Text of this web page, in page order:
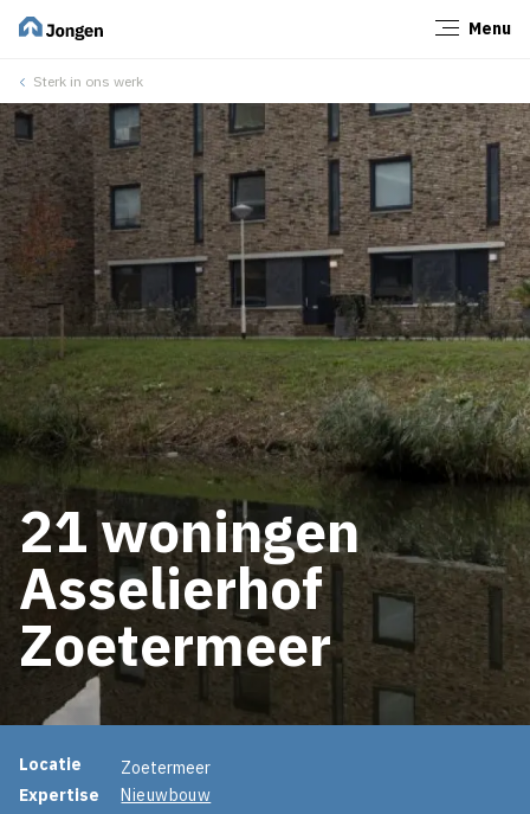
Menu
Sterk in ons werk
21 woningen
Asselierhof
Zoetermeer
Projectinformatie
Locatie
Zoetermeer
Expertise
Nieuwbouw
Sluiten